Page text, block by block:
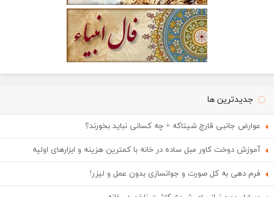
جدیدترین ها
عوارض جانبی قارچ شیتاکه + چه کسانی نباید بخورند؟
آموزش دوخت کاور مبل ساده در خانه با کمترین هزینه و ابزارهای اولیه
فرم دهی به کل صورت و جوانسازی بدون عمل و لیزر!